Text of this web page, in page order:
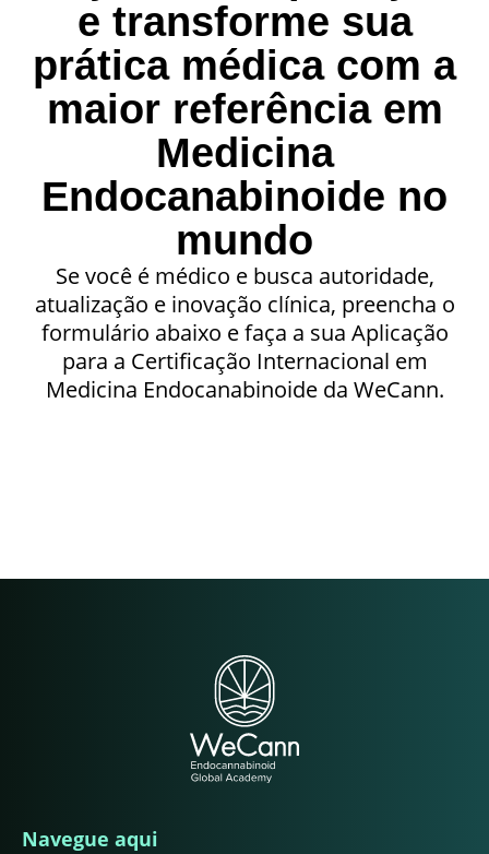
e transforme sua
prática médica com a
maior referência em
Medicina
Endocanabinoide no
mundo
Se você é médico e busca autoridade,
atualização e inovação clínica, preencha o
formulário abaixo e faça a sua Aplicação
para a Certificação Internacional em
Medicina Endocanabinoide da WeCann.
Navegue aqui